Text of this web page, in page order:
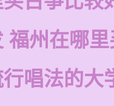
福州在哪
唱法的大